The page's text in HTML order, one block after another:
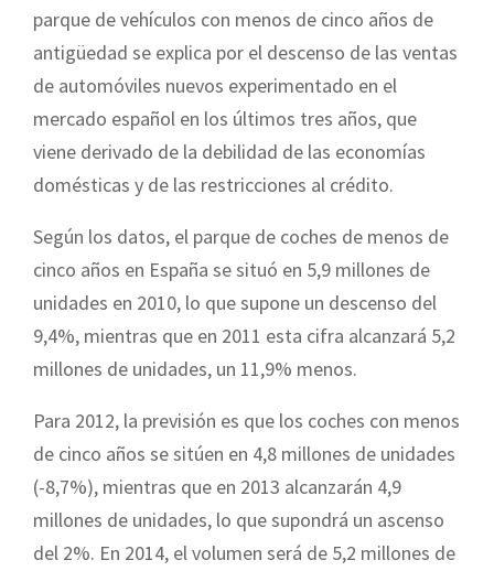
parque de vehículos con menos de cinco años de
antigüedad se explica por el descenso de las ventas
de automóviles nuevos experimentado en el
mercado español en los últimos tres años, que
viene derivado de la debilidad de las economías
domésticas y de las restricciones al crédito.
Según los datos, el parque de coches de menos de
cinco años en España se situó en 5,9 millones de
unidades en 2010, lo que supone un descenso del
9,4%, mientras que en 2011 esta cifra alcanzará 5,2
millones de unidades, un 11,9% menos.
Para 2012, la previsión es que los coches con menos
de cinco años se sitúen en 4,8 millones de unidades
(-8,7%), mientras que en 2013 alcanzarán 4,9
millones de unidades, lo que supondrá un ascenso
del 2%. En 2014, el volumen será de 5,2 millones de